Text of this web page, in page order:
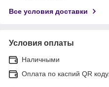
Все условия доставки
Условия оплаты
Наличными
Оплата по каспий QR коду.